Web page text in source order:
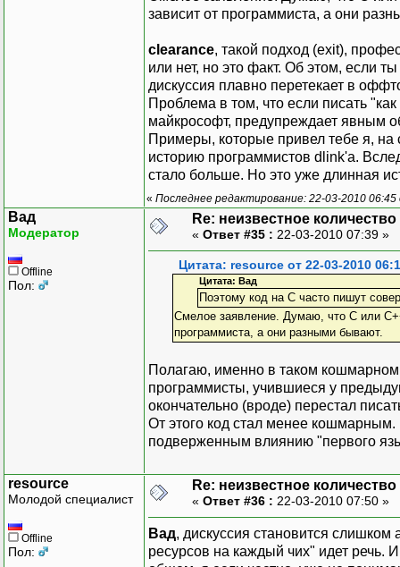
зависит от программиста, а они
clearance, такой подход (exit),
или нет, но это факт. Об этом, если
дискуссия плавно перетекает в
Проблема в том, что если писать
майкрософт, предупреждает явным
Примеры, которые привел тебе я,
историю программистов dlink'а.
стало больше. Но это уже длинная
« Последнее редактирование: 22-03-2010
Вад
Модератор
Offline
Пол:
Re: неизвестное
« Ответ #35 : 22-03-2010 07:39 »
Цитата: resource от 22-03-2010
Цитата: Вад
Поэтому код на C часто пишут
Смелое заявление. Думаю, что C или
программиста, а они разными бывают.
Полагаю, именно в таком
программисты, учившиеся у
окончательно (вроде) перестал
От этого код стал менее
подверженным влиянию "первого
resource
Молодой специалист
Offline
Пол:
Re: неизвестное
« Ответ #36 : 22-03-2010 07:50 »
Вад, дискуссия становится
ресурсов на каждый чих" идет речь.